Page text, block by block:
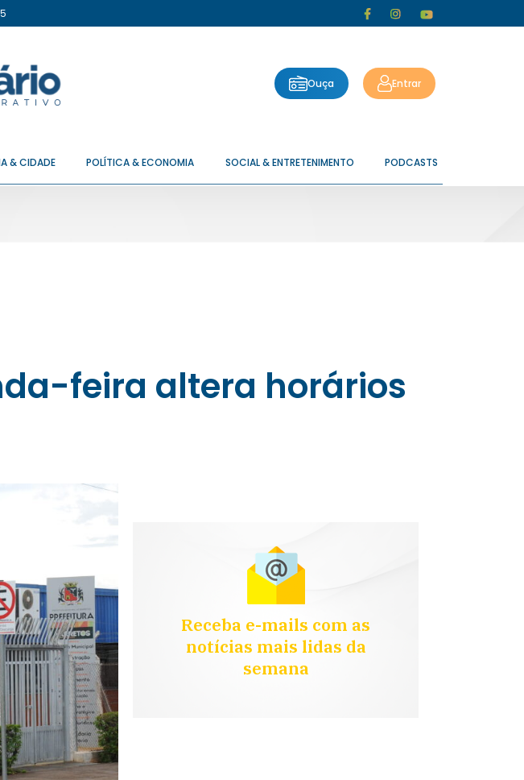
Ouça Entrar
& CIDADE POLÍTICA & ECONOMIA SOCIAL & ENTRETENIMENTO PODCASTS
feira altera horários
Receba e-mails com as
notícias mais lidas da
semana